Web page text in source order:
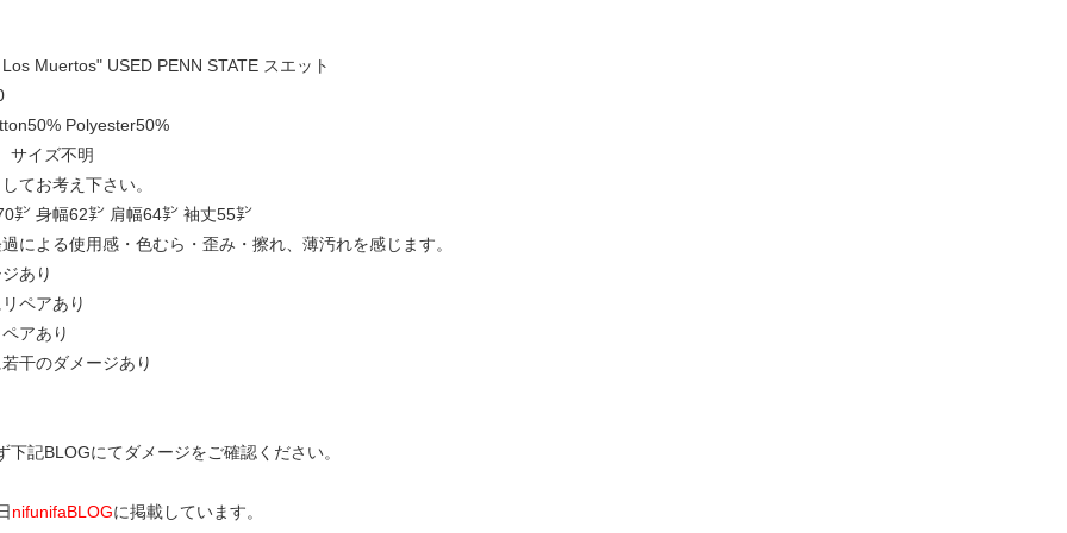
Muertos" USED PENN STATE スエット
Polyester50%
サイズ不明
てお考え下さい。
㌢ 身幅62㌢ 肩幅64㌢ 袖丈55㌢
による使用感・色むら・歪み・擦れ、薄汚れを感じます。
あり
ペアあり
アあり
干のダメージあり
下記BLOGにてダメージをご確認ください。
nifunifaBLOGに掲載しています。